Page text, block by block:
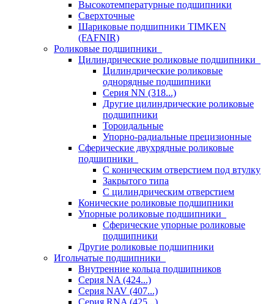
Высокотемпературные подшипники
Сверхточные
Шариковые подшипники TIMKEN
(FAFNIR)
Роликовые подшипники
Цилиндрические роликовые подшипники
Цилиндрические роликовые
однорядные подшипники
Серия NN (318...)
Другие цилиндрические роликовые
подшипники
Тороидальные
Упорно-радиальные прецизионные
Сферические двухрядные роликовые
подшипники
С коническим отверстием под втулку
Закрытого типа
С цилиндрическим отверстием
Конические роликовые подшипники
Упорные роликовые подшипники
Сферические упорные роликовые
подшипники
Другие роликовые подшипники
Игольчатые подшипники
Внутренние кольца подшипников
Серия NA (424...)
Серия NAV (407...)
Серия RNA (425...)